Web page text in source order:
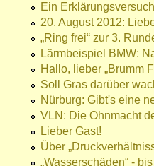
Ein Erklärungsversuch
20. August 2012:
„Ring frei“ zur 3.
Lärmbeispiel BMW:
Hallo, lieber „Brumm
Soll Gras darüber
Nürburg: Gibt's eine
VLN: Die Ohnmacht
Lieber Gast!
Über
„Wasserschäden“ -